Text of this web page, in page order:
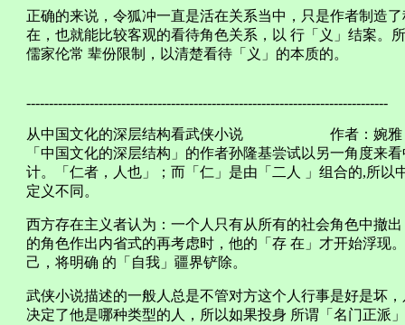
正确的来说，令狐冲一直是活在关系当中，只是作者制造
在，也就能比较客观的看待角色关系，以 行「义」结案。
儒家伦常 辈份限制，以清楚看待「义」的本质的。
--------------------------------------------------------------------------------
从中国文化的深层结构看武侠小说 作者：婉雅
「中国文化的深层结构」的作者孙隆基尝试以另一角度来
计。「仁者，人也」；而「仁」是由「二人 」组合的,所以
定义不同。
西方存在主义者认为：一个人只有从所有的社会角色中撤
的角色作出内省式的再考虑时，他的「存 在」才开始浮现
己，将明确 的「自我」疆界铲除。
武侠小说描述的一般人总是不管对方这个人行事是好是坏
决定了他是哪种类型的人，所以如果投身 所谓「名门正派